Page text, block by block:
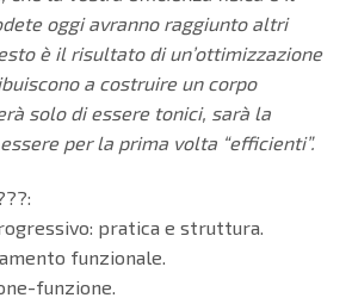
oggi avranno raggiunto altri
è il risultato di un’ottimizzazione
a costruire un corpo
solo di essere tonici, sarà la
per la prima volta “efficienti”.
pratica e struttura.
funzionale.
funzione.